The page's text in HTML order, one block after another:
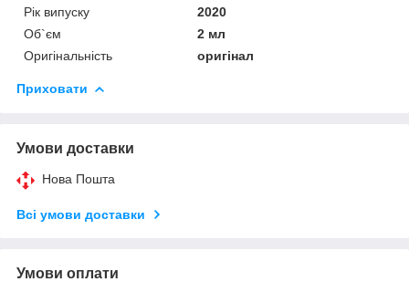
Рік випуску
2020
Об`єм
2 мл
Оригінальність
оригінал
Приховати
Умови доставки
Нова Пошта
Всі умови доставки
Умови оплати